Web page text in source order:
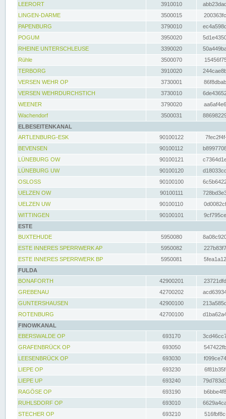
LEERORT
3910010
LINGEN-DARME
3500015
PAPENBURG
3790010
POGUM
3950020
RHEINE UNTERSCHLEUSE
3390020
Rühle
3500070
TERBORG
3910020
VERSEN WEHR OP
3730001
VERSEN WEHRDURCHSTICH
3730010
WEENER
3790020
Wachendorf
3500031
ELBESEITENKANAL
ARTLENBURG-ESK
90100122
BEVENSEN
90100112
LÜNEBURG OW
90100121
LÜNEBURG UW
90100120
OSLOSS
90100100
UELZEN OW
90100111
UELZEN UW
90100110
WITTINGEN
90100101
ESTE
BUXTEHUDE
5950080
ESTE INNERES SPERRWERK AP
5950082
ESTE INNERES SPERRWERK BP
5950081
FULDA
BONAFORTH
42900201
GREBENAU
42700202
GUNTERSHAUSEN
42900100
ROTENBURG
42700100
FINOWKANAL
EBERSWALDE OP
693170
GRAFENBRÜCK OP
693050
LEESENBRÜCK OP
693030
LIEPE OP
693230
LIEPE UP
693240
RAGÖSE OP
693190
RUHLSDORF OP
693010
STECHER OP
693210